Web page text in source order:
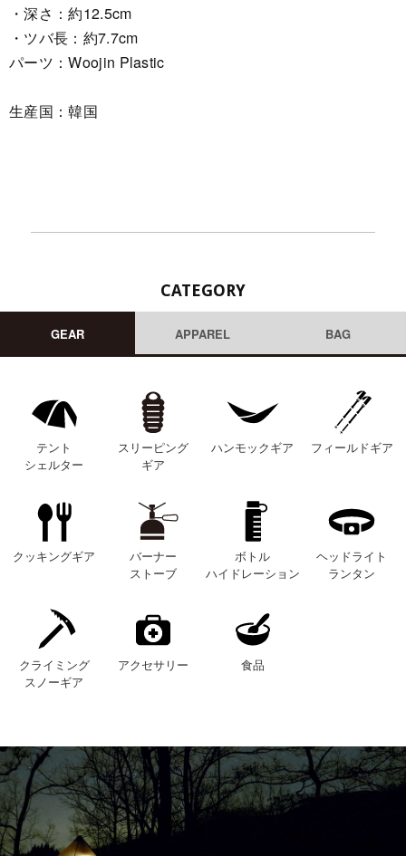
・深さ：約12.5cm
・ツバ長：約7.7cm
パーツ：Woojin Plastic
生産国：韓国
CATEGORY
GEAR APPAREL BAG
テント
シェルター
スリーピング
ギア
ハンモックギア フィールドギア
クッキングギア
バーナー
ストーブ
ボトル
ハイドレーション
ヘッドライト
ランタン
クライミング
スノーギア
アクセサリー 食品